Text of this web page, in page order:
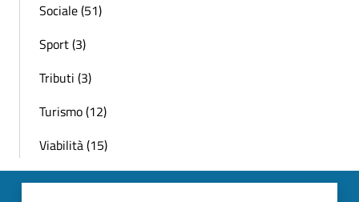
Sociale (51)
Sport (3)
Tributi (3)
Turismo (12)
Viabilità (15)